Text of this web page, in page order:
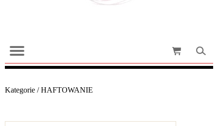
Kategorie /HAFTOWANIE